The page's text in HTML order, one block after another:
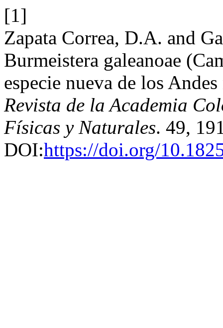
[1]
Zapata Correa, D.A. and
Burmeistera galeanoae
especie nueva de los
Revista de la Academia
Físicas y Naturales. 49,
DOI:https://doi.org/